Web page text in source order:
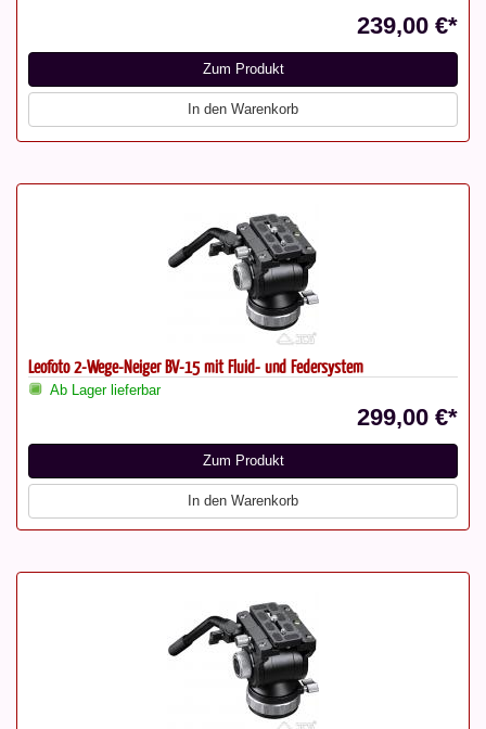
239,00 €*
Zum Produkt
In den Warenkorb
Leofoto 2-Wege-Neiger BV-15 mit Fluid- und Federsystem
Ab Lager lieferbar
299,00 €*
Zum Produkt
In den Warenkorb